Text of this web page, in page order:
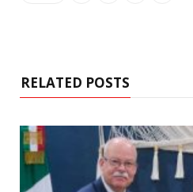
RELATED POSTS